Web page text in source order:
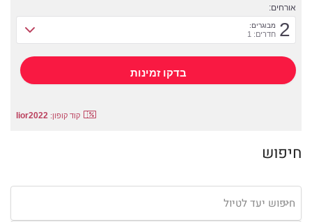
אורחים:
2 מבוגרים:
חדרים: 1
קוד קופון: lior2022
חיפוש
חיפוש יעד לטיול